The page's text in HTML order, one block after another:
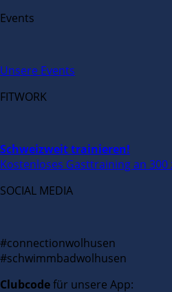
Events
Unsere Events
FITWORK
Schweizweit trainieren!
Kostenloses Gasttraining an
SOCIAL MEDIA
#connectionwolhusen
#schwimmbadwolhusen
Clubcodefür unsere App: